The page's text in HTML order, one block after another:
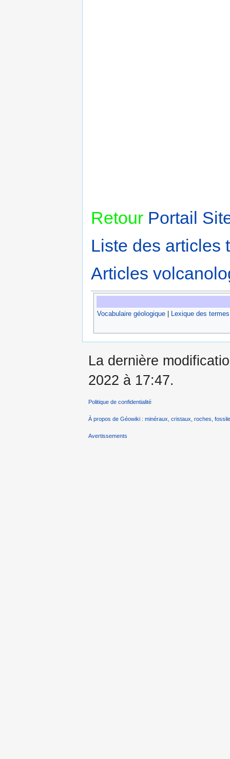
Retour Portail
Liste des articles
Articles
Vocabulaire géologique Lexique des
La dernière
2022 à 17:47.
Politique de confidentialité
À propos de Géowiki : minéraux, cristaux, roches,
Avertissements